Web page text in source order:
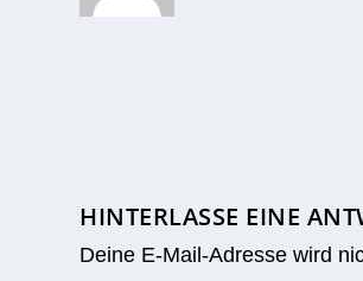
HINTERLASSE EINE
Deine E-Mail-Adresse wird